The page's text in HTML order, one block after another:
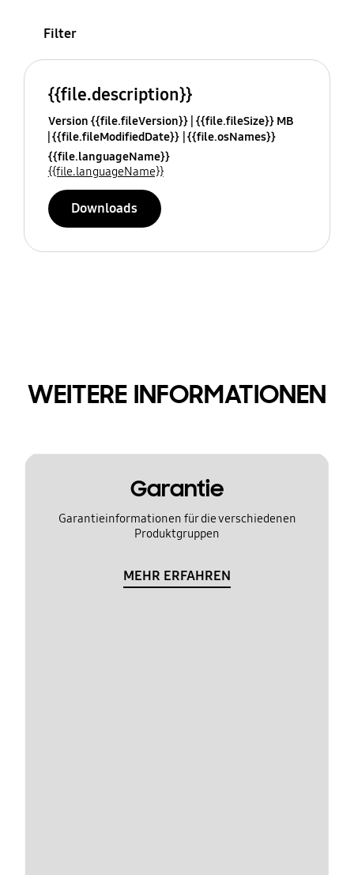
Filter
{{file.description}}
Version {{file.fileVersion}} {{file.fileSize}} MB
{{file.fileModifiedDate}} {{file.osNames}}
{{file.languageName}}
{{file.languageName}}
Downloads
WEITERE INFORMATIONEN
Garantie
Garantieinformationen für die verschiedenen
Produktgruppen
MEHR ERFAHREN